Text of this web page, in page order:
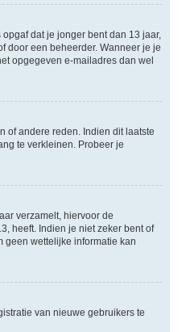
dat je jonger bent dan 13 jaar,
door een beheerder. Wanneer je je
opgegeven e-mailadres dan wel
of andere reden. Indien dit laatste
te verkleinen. Probeer je
verzamelt, hiervoor de
heeft. Indien je niet zeker bent of
geen wettelijke informatie kan
van nieuwe gebruikers te